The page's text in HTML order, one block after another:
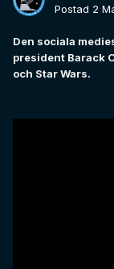
Postad 2
Den sociala
president Barack
och Star Wars.